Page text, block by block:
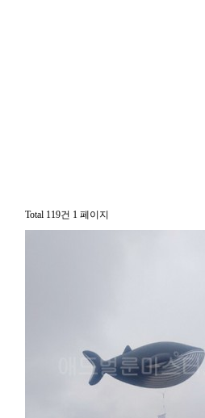
Total 119건 1 페이지